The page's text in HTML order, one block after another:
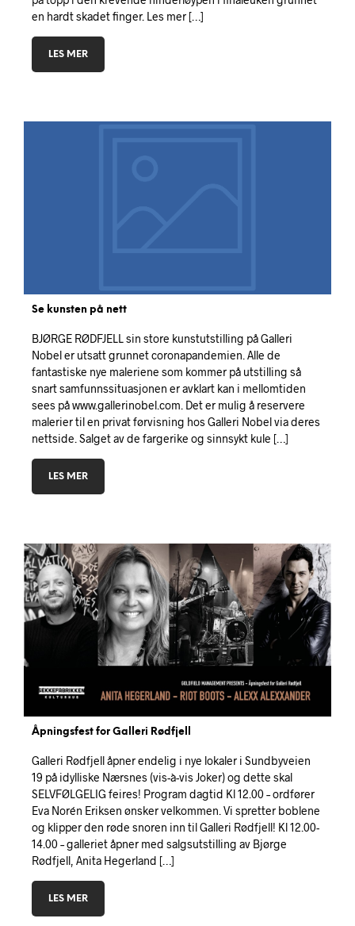
en hardt skadet finger. Les mer […]
LES MER
Se kunsten på nett
BJØRGE RØDFJELL sin store kunstutstilling på Galleri
Nobel er utsatt grunnet coronapandemien. Alle de
fantastiske nye maleriene som kommer på utstilling så
snart samfunnssituasjonen er avklart kan i mellomtiden
sees på www.gallerinobel.com. Det er mulig å reservere
malerier til en privat førvisning hos Galleri Nobel via deres
nettside. Salget av de fargerike og sinnsykt kule […]
LES MER
Åpningsfest for Galleri Rødfjell
Galleri Rødfjell åpner endelig i nye lokaler i Sundbyveien
19 på idylliske Nærsnes (vis-à-vis Joker) og dette skal
SELVFØLGELIG feires! Program dagtid Kl 12.00 – ordfører
Eva Norén Eriksen ønsker velkommen. Vi spretter boblene
og klipper den røde snoren inn til Galleri Rødfjell! Kl 12.00-
14.00 – galleriet åpner med salgsutstilling av Bjørge
Rødfjell, Anita Hegerland […]
LES MER